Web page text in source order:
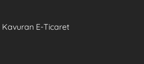
Kavuran E-Ticaret